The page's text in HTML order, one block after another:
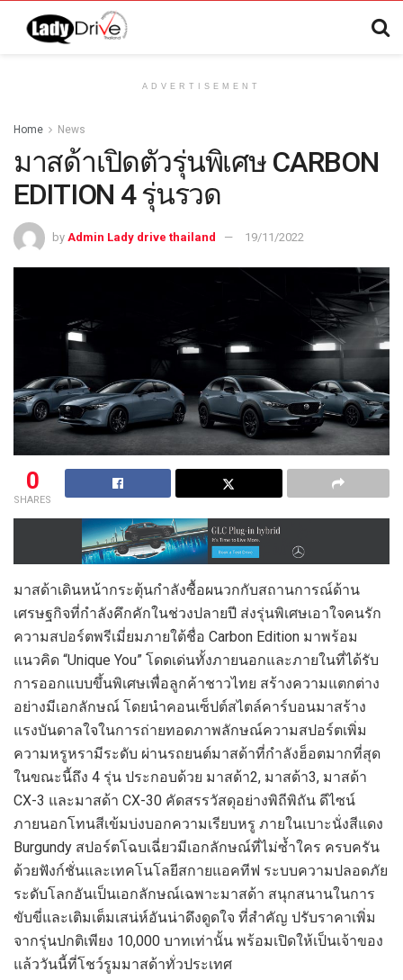
ADVERTISEMENT
Home News
มาสด้าเปิดตัวรุ่นพิเศษ CARBON
EDITION 4 รุ่นรวด
by Admin Lady drive thailand 19/11/2022
0
SHARES
มาสด้าเดินหน้ากระตุ้นกำลังซื้อผนวกกับสถานการณ์ด้าน
เศรษฐกิจที่กำลังคึกคักในช่วงปลายปี ส่งรุ่นพิเศษเอาใจคนรัก
ความสปอร์ตพรีเมี่ยมภายใต้ชื่อ Carbon Edition มาพร้อม
แนวคิด “Unique You” โดดเด่นทั้งภายนอกและภายในที่ได้รับ
การออกแบบขึ้นพิเศษเพื่อลูกค้าชาวไทย สร้างความแตกต่าง
อย่างมีเอกลักษณ์ โดยนำคอนเซ็ปต์สไตล์คาร์บอนมาสร้าง
แรงบันดาลใจในการถ่ายทอดภาพลักษณ์ความสปอร์ตเพิ่ม
ความหรูหรามีระดับ ผ่านรถยนต์มาสด้าที่กำลังฮ็อตมากที่สุด
ในขณะนี้ถึง 4 รุ่น ประกอบด้วย มาสด้า2, มาสด้า3, มาสด้า
CX-3 และมาสด้า CX-30 คัดสรรวัสดุอย่างพิถีพิถัน ดีไซน์
ภายนอกโทนสีเข้มบ่งบอกความเรียบหรู ภายในเบาะนั่งสีแดง
Burgundy สปอร์ตโฉบเฉี่ยวมีเอกลักษณ์ที่ไม่ซ้ำใคร ครบครัน
ด้วยฟังก์ชั่นและเทคโนโลยีสกายแอคทีฟ ระบบความปลอดภัย
ระดับโลกอันเป็นเอกลักษณ์เฉพาะมาสด้า สนุกสนานในการ
ขับขี่และเติมเต็มเสน่ห์อันน่าดึงดูดใจ ที่สำคัญ ปรับราคาเพิ่ม
จากรุ่นปกติเพียง 10,000 บาทเท่านั้น พร้อมเปิดให้เป็นเจ้าของ
แล้ววันนี้ที่โชว์รูมมาสด้าทั่วประเทศ